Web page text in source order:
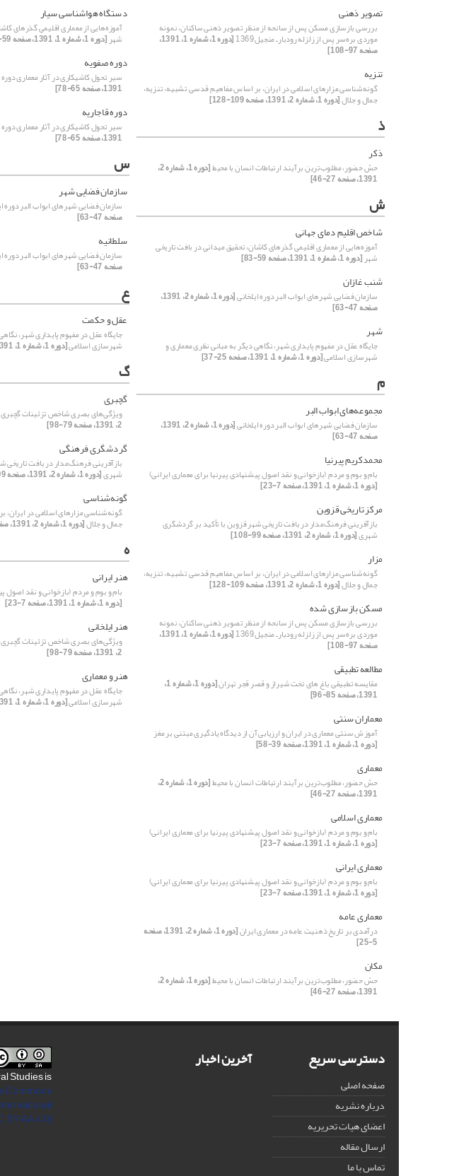
تصویر ذهنی
بررسی بازسازی مسکن پس از سانحه از منظر تصویر ذهنی ساکنان، نمونه
موردی بره‌سر پس از زلزله رودبارـ منجیل1369 [دوره 1، شماره 1، 1391،
صفحه 97-108]
تنزیه
گونه‌شناسی مزارهای اسلامی در ایران، بر اساس مفاهیم قدسی تشبیه، تنزیه،
جمال و جلال[دوره 1، شماره 2، 1391، صفحه 109-128]
دستگاه هواشناسی سیار
آموزه‌هایی از معماری اقلیمی گذرهای
شهر[دوره 1، شماره 1، 1391، صفحه 59-83]
دوره صفویه
سیر تحول کاشیکاری در آثار معماری
1391، صفحه 65-78]
دوره قاجاریه
سیر تحول کاشیکاری در آثار معماری
1391، صفحه 65-78] ذ
ذکر
حسّ حضور، مطلوب‌ترین برآیند ارتباطات انسان با محیط [دوره 1، شماره 2،
1391، صفحه 27-46]
س
سازمان فضایی شهر
سازمان فضایی شهرهای ابواب البر دوره
صفحه 47-63]
سلطانیه
سازمان فضایی شهرهای ابواب البر دوره
صفحه 47-63]
ش
شاخص اقلیم دمای جهانی
آموزه‌هایی از معماری اقلیمی گذرهای کاشان، تحقیق میدانی در بافت تاریخی
شهر[دوره 1، شماره 1، 1391، صفحه 59-83]
شنب غازان
سازمان فضایی شهرهای ابواب البر دوره ایلخانی [دوره 1، شماره 2، 1391،
صفحه 47-63]
شهر
جایگاه عقل در مفهوم پایداری شهر، نگاهی دیگر به مبانی نظری معماری و
شهرسازی اسلامی[دوره 1، شماره 1، 1391، صفحه 25-37]
ع
عقل و حکمت
جایگاه عقل در مفهوم پایداری شهر،
شهرسازی اسلامی[دوره 1، شماره 1، 1391، صفحه 25-37]
گ
گچبری
ویژگی‌های بصری شاخص تزئینات گچبری‌
2، 1391، صفحه 79-98]
گردشگری فرهنگی
بازآفرینی فرهنگ‌مدار در بافت تاریخی
شهری[دوره 1، شماره 2، 1391، صفحه 99-108]
گونه‌شناسی
گونه‌شناسی مزارهای اسلامی در
جمال و جلال[دوره 1، شماره 2، 1391، صفحه 109-128]
م
مجموعه‌های ابواب البر
سازمان فضایی شهرهای ابواب البر دوره ایلخانی [دوره 1، شماره 2، 1391،
صفحه 47-63]
محمدکریم پیرنیا
بام و بوم و مردم (بازخوانی و نقد اصول پیشنهادی پیرنیا برای معماری ایرانی)
[دوره 1، شماره 1، 1391، صفحه 7-23]
مرکز تاریخی قزوین
بازآفرینی فرهنگ‌مدار در بافت تاریخی شهر قزوین با تأکید بر گردشگری
شهری[دوره 1، شماره 2، 1391، صفحه 99-108]
مزار
گونه‌شناسی مزارهای اسلامی در ایران، بر اساس مفاهیم قدسی تشبیه، تنزیه،
جمال و جلال[دوره 1، شماره 2، 1391، صفحه 109-128]
مسکن بازسازی شده
بررسی بازسازی مسکن پس از سانحه از منظر تصویر ذهنی ساکنان، نمونه
موردی بره‌سر پس از زلزله رودبارـ منجیل1369 [دوره 1، شماره 1، 1391،
صفحه 97-108]
مطالعه تطبیقی
مقایسه تطبیقی باغ های تخت شیراز و قصر قجر تهران [دوره 1، شماره 1،
1391، صفحه 85-96]
معماران سنتی
آموزش سنتی معماری در ایران و ارزیابی آن از دیدگاه یادگیری مبتنی بر مغز
[دوره 1، شماره 1، 1391، صفحه 39-58]
معماری
حسّ حضور، مطلوب‌ترین برآیند ارتباطات انسان با محیط [دوره 1، شماره 2،
1391، صفحه 27-46]
معماری اسلامی
بام و بوم و مردم (بازخوانی و نقد اصول پیشنهادی پیرنیا برای معماری ایرانی)
[دوره 1، شماره 1، 1391، صفحه 7-23]
معماری ایرانی
بام و بوم و مردم (بازخوانی و نقد اصول پیشنهادی پیرنیا برای معماری ایرانی)
[دوره 1، شماره 1، 1391، صفحه 7-23]
معماری عامه
درآمدی بر تاریخ ذهنیت عامه در معماری ایران [دوره 1، شماره 2، 1391، صفحه
5-25]
مکان
حسّ حضور، مطلوب‌ترین برآیند ارتباطات انسان با محیط [دوره 1، شماره 2،
1391، صفحه 27-46]
ه
هنر ایرانی
بام و بوم و مردم (بازخوانی و نقد اصول
[دوره 1، شماره 1، 1391، صفحه 7-23]
هنر ایلخانی
ویژگی‌های بصری شاخص تزئینات گچبری‌
2، 1391، صفحه 79-98]
هنر و معماری
جایگاه عقل در مفهوم پایداری شهر،
شهرسازی اسلامی[دوره 1، شماره 1، 1391، صفحه 25-37]
دسترسی سریع
صفحه اصلی
درباره نشریه
اعضای هیات تحریریه
ارسال مقاله
تماس با ما
آخرین اخبار
Studies is
Commons
BY-AA 4.0)